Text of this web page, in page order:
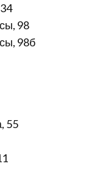
98
98б
55